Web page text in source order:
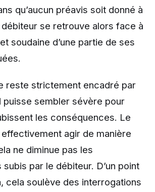
qu’aucun préavis soit donné à
se retrouve alors face à
soudaine d’une partie de ses
reste strictement encadré par
puisse sembler sévère pour
les conséquences. Le
agir de manière
ne diminue pas les
par le débiteur. D’un point
cela soulève des interrogations